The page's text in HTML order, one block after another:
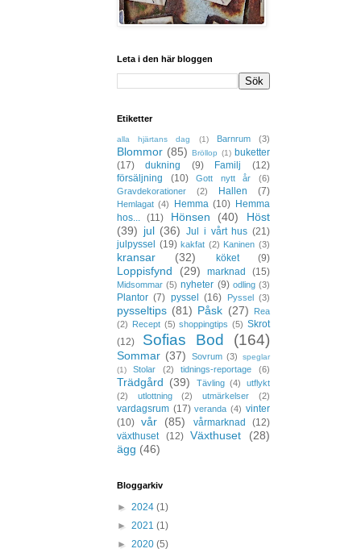
Leta i den här bloggen
Etiketter
alla hjärtans dag (1) Barnrum (3)
Blommor (85) Bröllop (1) buketter
(17)
dukning (9) Familj
(12)
försäljning
(10) Gott nytt år
(6)
Gravdekorationer
(2) Hallen (7)
Hemlagat (4) Hemma (10) Hemma
hos...
(11) Hönsen (40)
Höst
(39) jul (36) Jul i vårt hus (21)
julpyssel
(19) kakfat (2) Kaninen (3)
kransar (32) köket (9)
Loppisfynd (29) marknad (15)
Midsommar (5) nyheter (9) odling (3)
Plantor (7) pyssel (16) Pyssel (3)
pysseltips (81) Påsk (27)
Rea
(2) Recept (5) shoppingtips (5) Skrot
(12)
Sofias Bod (164)
Sommar (37) Sovrum (3)
speglar
(1)
Stolar (2) tidnings-reportage (6)
Trädgård (39) Tävling (4)
utflykt
(2)
utlottning (2) utmärkelser (2)
vardagsrum (17) veranda (4) vinter
(10) vår (85) vårmarknad
(12)
växthuset
(12) Växthuset
(28)
ägg (46)
Bloggarkiv
► 2024 (1)
► 2021 (1)
► 2020 (5)